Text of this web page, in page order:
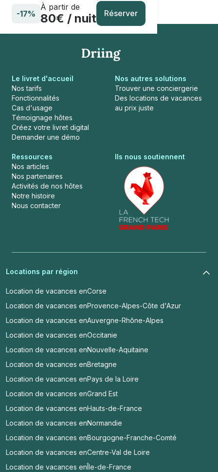
-17%
À partir de
80€ / nuit Réserver
Le livret d'accueil
Nos tarifs
Fonctionnalités
Cas d'usage
Témoignage hôtes
Créez votre livret digital
Demander une démo
Nos autres solutions
Trouver une conciergerie
Des locations de vacances
au prix juste
Ressources
Nos articles
Nos partenaires
Activités de nos hôtes
Notre histoire
Nous contacter
Ils nous soutiennent
Locations par région
Location de vacances enCorse
Location de vacances enProvence-Alpes-Côte d'Azur
Location de vacances enAuvergne-Rhône-Alpes
Location de vacances enOccitanie
Location de vacances enNouvelle-Aquitaine
Location de vacances enBretagne
Location de vacances enPays de la Loire
Location de vacances enGrand Est
Location de vacances enHauts-de-France
Location de vacances enNormandie
Location de vacances enBourgogne-Franche-Comté
Location de vacances enCentre-Val de Loire
Location de vacances enÎle-de-France